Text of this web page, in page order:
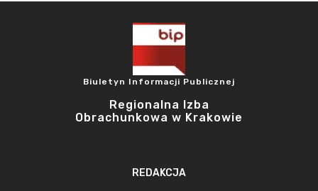
Biuletyn Informacji Publicznej
Regionalna Izba
Obrachunkowa w Krakowie
REDAKCJA